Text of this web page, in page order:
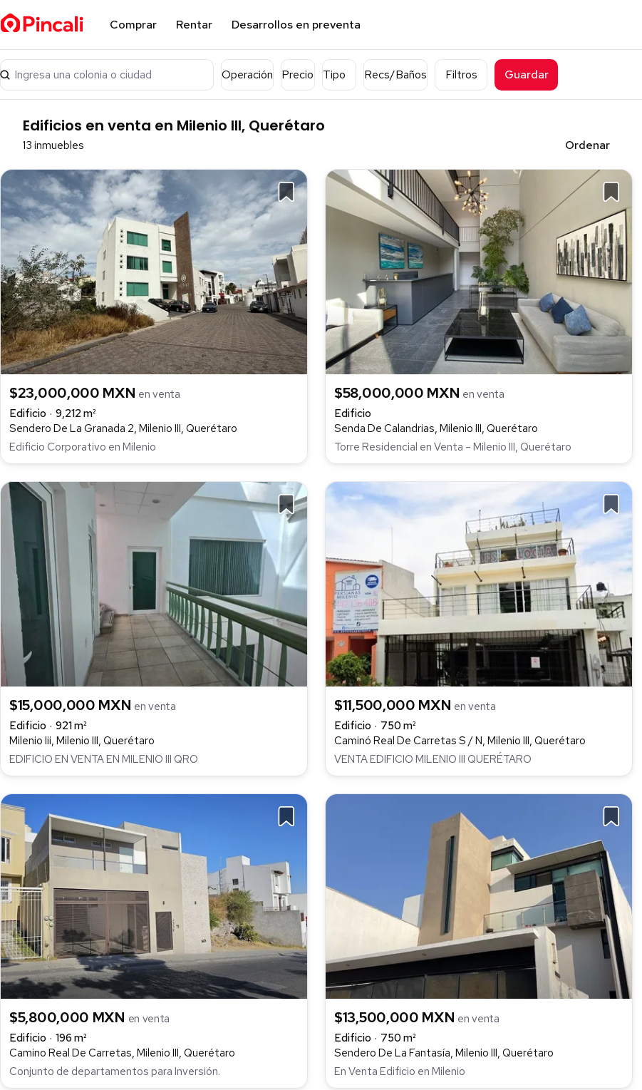
Comprar Rentar Desarrollos en preventa
Ingresa una colonia o ciudad Operación Precio Tipo Recs/Baños Filtros Guardar
Edificios en venta en Milenio III, Querétaro
13 inmuebles Ordenar
$23,000,000 MXN en venta
Edificio
9,212 m²
Sendero De La Granada 2, Milenio III, Querétaro
Edificio Corporativo en Milenio
$58,000,000 MXN en venta
Edificio
Senda De Calandrias, Milenio III, Querétaro
Torre Residencial en Venta – Milenio III, Querétaro
$15,000,000 MXN en venta
Edificio
921 m²
Milenio Iii, Milenio III, Querétaro
EDIFICIO EN VENTA EN MILENIO III QRO
$11,500,000 MXN en venta
Edificio
750 m²
Caminó Real De Carretas S / N, Milenio III, Querétaro
VENTA EDIFICIO MILENIO III QUERÉTARO
$5,800,000 MXN en venta
Edificio
196 m²
Camino Real De Carretas, Milenio III, Querétaro
Conjunto de departamentos para Inversión.
$13,500,000 MXN en venta
Edificio
750 m²
Sendero De La Fantasía, Milenio III, Querétaro
En Venta Edificio en Milenio